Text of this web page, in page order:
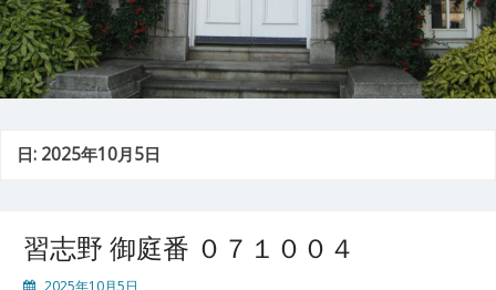
日: 2025年10月5日
習志野 御庭番 ０７１００４
2025年10月5日